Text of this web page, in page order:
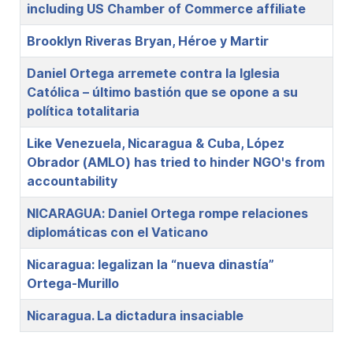
including US Chamber of Commerce affiliate
Brooklyn Riveras Bryan, Héroe y Martir
Daniel Ortega arremete contra la Iglesia
Católica – último bastión que se opone a su
política totalitaria
Like Venezuela, Nicaragua & Cuba, López
Obrador (AMLO) has tried to hinder NGO's from
accountability
NICARAGUA: Daniel Ortega rompe relaciones
diplomáticas con el Vaticano
Nicaragua: legalizan la “nueva dinastía”
Ortega-Murillo
Nicaragua. La dictadura insaciable